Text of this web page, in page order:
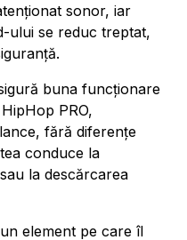
sonor, iar
ului se reduc treptat,
buna funcționare
PRO,
fără diferențe
conduce la
la descărcarea
element pe care îl